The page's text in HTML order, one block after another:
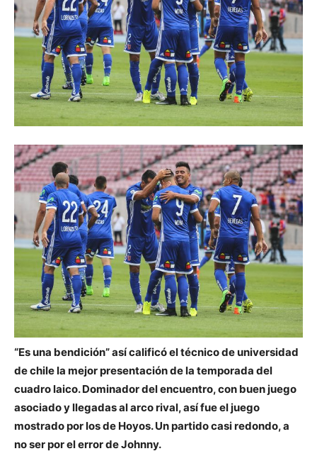
“Es una bendición” así calificó el técnico de universidad
de chile la mejor presentación de la temporada del
cuadro laico. Dominador del encuentro, con buen juego
asociado y llegadas al arco rival, así fue el juego
mostrado por los de Hoyos. Un partido casi redondo, a
no ser por el error de Johnny.